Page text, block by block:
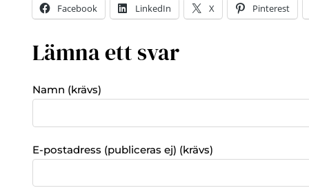
Facebook LinkedIn X Pinterest
Lämna ett svar
Namn (krävs)
E-postadress (publiceras ej) (krävs)